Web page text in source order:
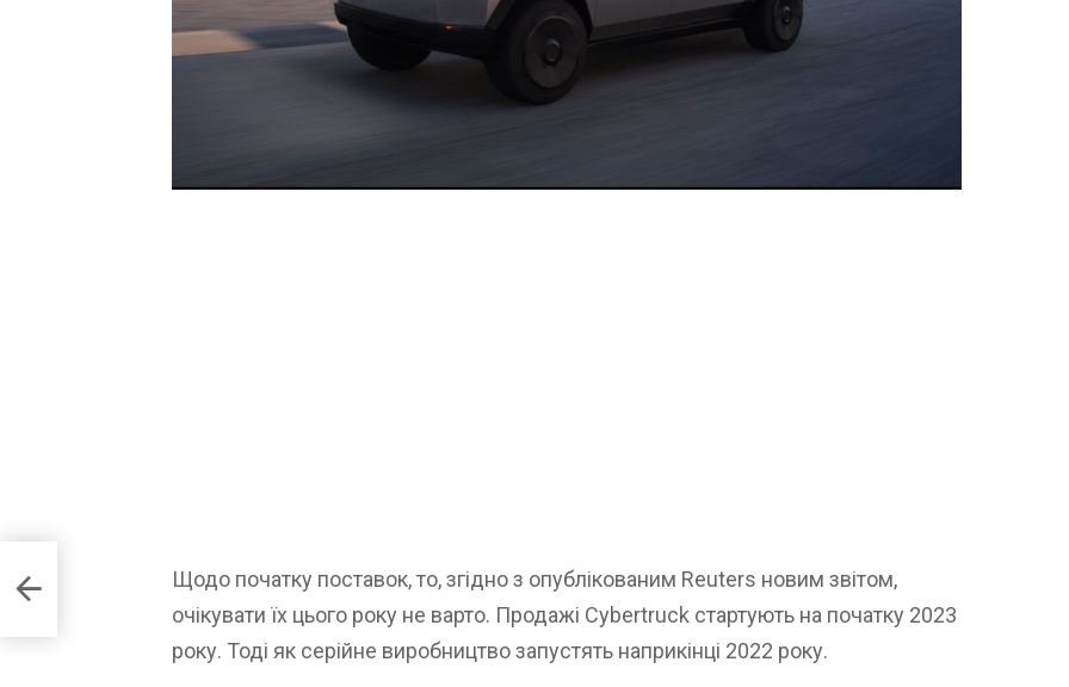
Щодо початку поставок, то, згідно з опублікованим Reuters новим звітом,
очікувати їх цього року не варто. Продажі Cybertruck стартують на початку 2023
року. Тоді як серійне виробництво запустять наприкінці 2022 року.
за